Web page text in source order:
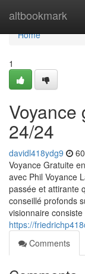
altbookmark
Home
Home
1
Voyance
24/24
davidl418ydg9
Voyance Gratuite
avec Phil Voyance
passée et attirante
conseillé profonds
visionnaire
https://
Comments